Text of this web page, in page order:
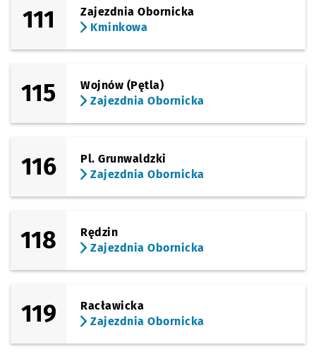
111
Zajezdnia Obornicka
Kminkowa
115
Wojnów (Pętla)
Zajezdnia Obornicka
116
Pl. Grunwaldzki
Zajezdnia Obornicka
118
Rędzin
Zajezdnia Obornicka
119
Racławicka
Zajezdnia Obornicka